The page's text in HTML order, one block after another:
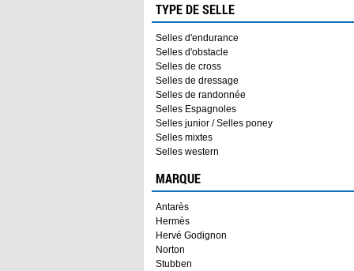
TYPE DE SELLE
Selles d'endurance
Selles d'obstacle
Selles de cross
Selles de dressage
Selles de randonnée
Selles Espagnoles
Selles junior / Selles poney
Selles mixtes
Selles western
MARQUE
Antarès
Hermès
Hervé Godignon
Norton
Stubben